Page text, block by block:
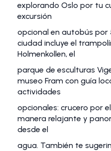
explorando Oslo por tu
excursión
opcional en autobús por
ciudad incluye el
Holmenkollen, el
parque de esculturas
museo Fram con guía
actividades
opcionales: crucero por
manera relajante y
desde el
agua. También te